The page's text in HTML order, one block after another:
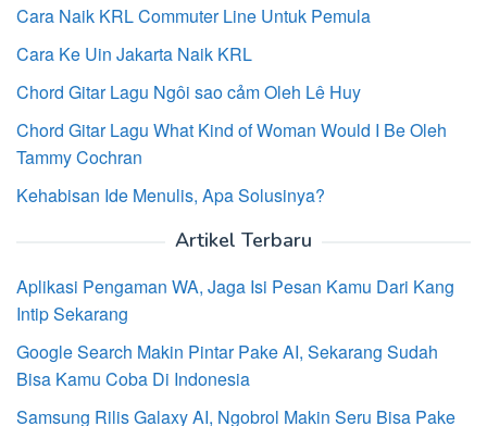
Cara Naik KRL Commuter Line Untuk Pemula
Cara Ke Uin Jakarta Naik KRL
Chord Gitar Lagu Ngôi sao cảm Oleh Lê Huy
Chord Gitar Lagu What Kind of Woman Would I Be Oleh
Tammy Cochran
Kehabisan Ide Menulis, Apa Solusinya?
Artikel Terbaru
Aplikasi Pengaman WA, Jaga Isi Pesan Kamu Dari Kang
Intip Sekarang
Google Search Makin Pintar Pake AI, Sekarang Sudah
Bisa Kamu Coba Di Indonesia
Samsung Rilis Galaxy AI, Ngobrol Makin Seru Bisa Pake